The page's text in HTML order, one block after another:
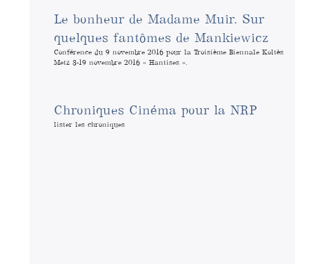
Le bonheur de Madame Muir. Sur
quelques fantômes de Mankiewicz
Conférence du 9 novembre 2016 pour la Troisième Biennale Koltès
Metz 3-19 novembre 2016 « Hantises ».
Chroniques Cinéma pour la NRP
lister les chroniques